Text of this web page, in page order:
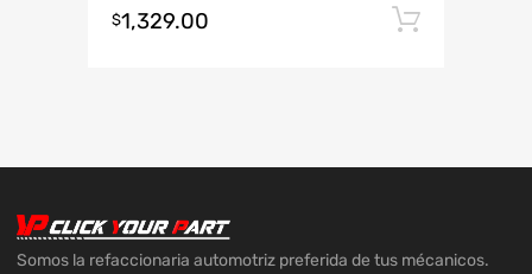
$1,329.00
Somos la refaccionaria automotriz preferida de tus mécanicos.